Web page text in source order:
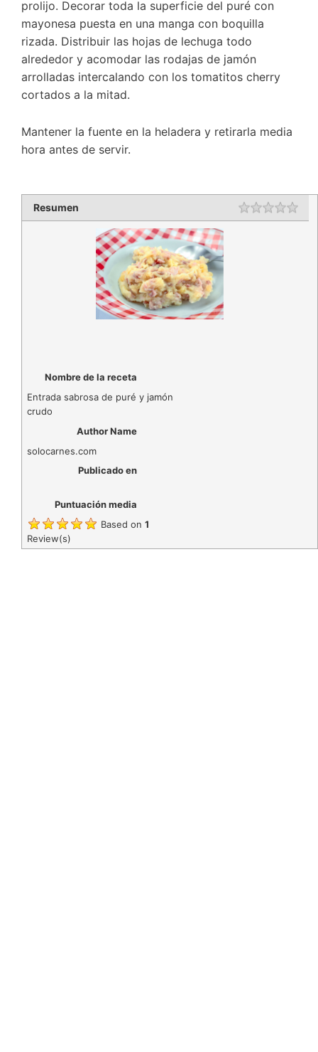
prolijo. Decorar toda la superficie del puré con
mayonesa puesta en una manga con boquilla
rizada. Distribuir las hojas de lechuga todo
alrededor y acomodar las rodajas de jamón
arrolladas intercalando con los tomatitos cherry
cortados a la mitad.
Mantener la fuente en la heladera y retirarla media
hora antes de servir.
Resumen Rating 1
2
3
4
5
Nombre de la receta
Entrada sabrosa de puré y jamón
crudo
Author Name
solocarnes.com
Publicado en
Puntuación media
Based on 1
Review(s)